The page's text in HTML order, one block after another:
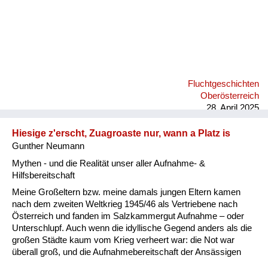
Fluchtgeschichten
Oberösterreich
28. April 2025
Hiesige z'erscht, Zuagroaste nur, wann a Platz is
Gunther Neumann
Mythen - und die Realität unser aller Aufnahme- &
Hilfsbereitschaft
Meine Großeltern bzw. meine damals jungen Eltern kamen
nach dem zweiten Weltkrieg 1945/46 als Vertriebene nach
Österreich und fanden im Salzkammergut Aufnahme – oder
Unterschlupf. Auch wenn die idyllische Gegend anders als die
großen Städte kaum vom Krieg verheert war: die Not war
überall groß, und die Aufnahmebereitschaft der Ansässigen